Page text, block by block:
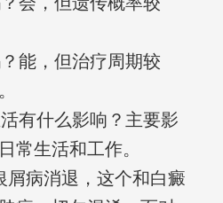
能，但治疗周期较
有什么影响？主要影
常生活和工作。
屑病消退，这个和白癜